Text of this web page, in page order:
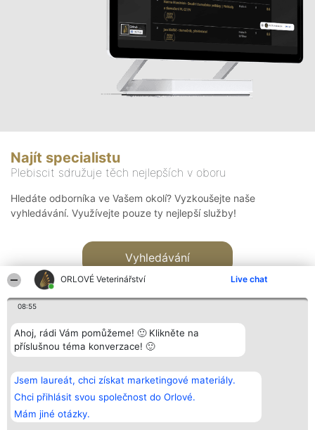
ORLOVÉ Veterinářství Live chat
08:55
Ahoj, rádi Vám pomůžeme! 🙂 Klikněte na
příslušnou téma konverzace! 🙂
Jsem laureát, chci získat marketingové materiály.
Chci přihlásit svou společnost do Orlové.
Mám jiné otázky.
Najít specialistu
Plebiscit sdružuje těch nejlepších v oboru
Hledáte odborníka ve Vašem okolí? Vyzkoušejte naše
vyhledávání. Využívejte pouze ty nejlepší služby!
Vyhledávání
Bright Side Solutions sp. z o.
o. sp. k.
ul. Ruska 22
Wrocław 50-079
KRS 0000749100 | Regon
381313360 | NIP 8943132676
Vítězové
Seznam všech
laureátů
Zásady
Zásady
Kontakt